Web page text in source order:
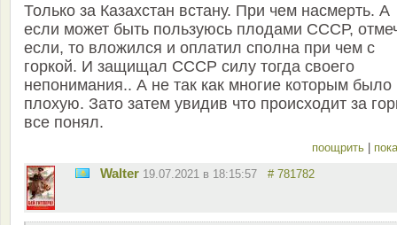
Только за Казахстан встану. При чем насмерть. А
если может быть пользуюсь плодами СССР,
если, то вложился и оплатил сполна при чем с
горкой. И защищал СССР силу тогда своего
непонимания.. А не так как многие которым было
плохую. Зато затем увидив что происходит за
все понял.
поощрить |
Walter 19.07.2021 в 18:15:57 # 781782